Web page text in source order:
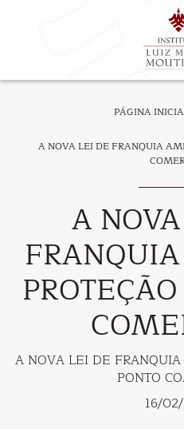
PÁGINA
A NOVA LEI DE FRANQUIA
A
A NOVA LEI DE
PONTO
16/